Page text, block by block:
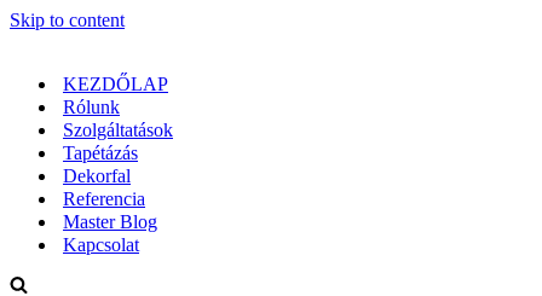
Skip to content
KEZDŐLAP
Rólunk
Szolgáltatások
Tapétázás
Dekorfal
Referencia
Master Blog
Kapcsolat